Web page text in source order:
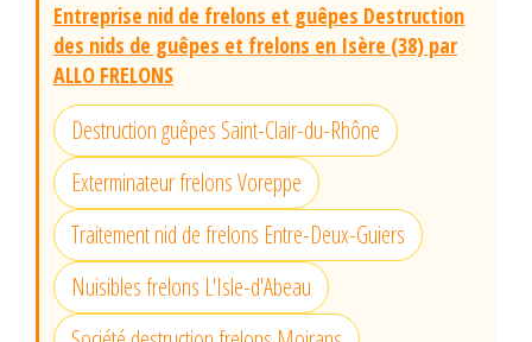
Entreprise nid de frelons et guêpes Destruction
des nids de guêpes et frelons en Isère (38) par
ALLO FRELONS
Destruction guêpes Saint-Clair-du-Rhône
Exterminateur frelons Voreppe
Traitement nid de frelons Entre-Deux-Guiers
Nuisibles frelons L'Isle-d'Abeau